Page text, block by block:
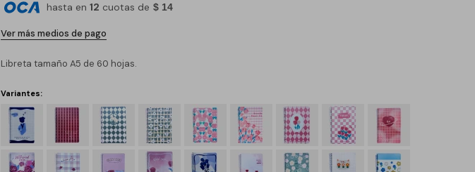
hasta en 12 cuotas de $ 14
Ver más medios de pago
Libreta tamaño A5 de 60 hojas.
Variantes: